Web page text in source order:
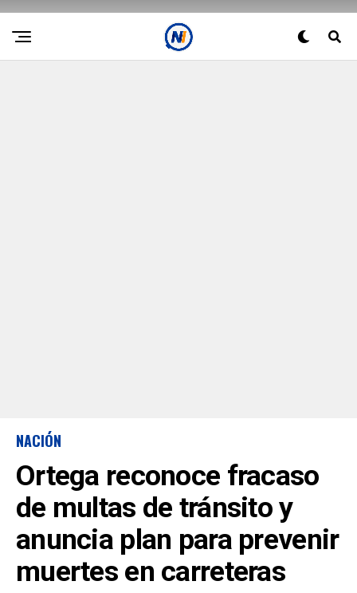
NACIÓN
Ortega reconoce fracaso
de multas de tránsito y
anuncia plan para prevenir
muertes en carreteras